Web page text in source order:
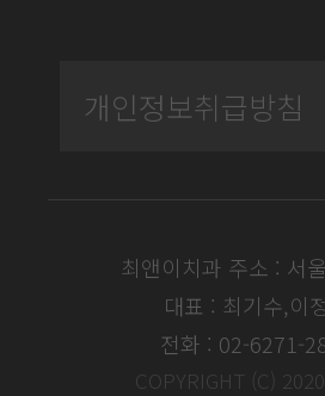
개인정보취급방침
최앤이치과 주소 : 서
대표 : 최기수,이
전화 : 02-6271-
COPYRIGHT (C)